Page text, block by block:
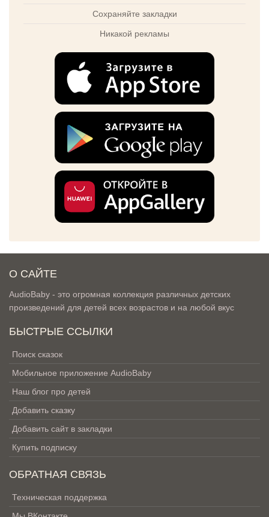
Сохраняйте закладки
Никакой рекламы
О САЙТЕ
AudioBaby - это огромная коллекция различных детских
произведений для детей всех возрастов и на любой вкус
БЫСТРЫЕ ССЫЛКИ
Поиск сказок
Мобильное приложение AudioBaby
Наш блог про детей
Добавить сказку
Добавить сайт в закладки
Купить подписку
ОБРАТНАЯ СВЯЗЬ
Техническая поддержка